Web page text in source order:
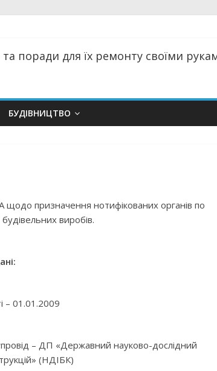
та поради для їх ремонту своїми
БУДІВНИЦТВО
призначення нотифікованих органів по
виробів.
– 01.01.2009
– ДП «Державний науково-дослідний
(НДІБК)